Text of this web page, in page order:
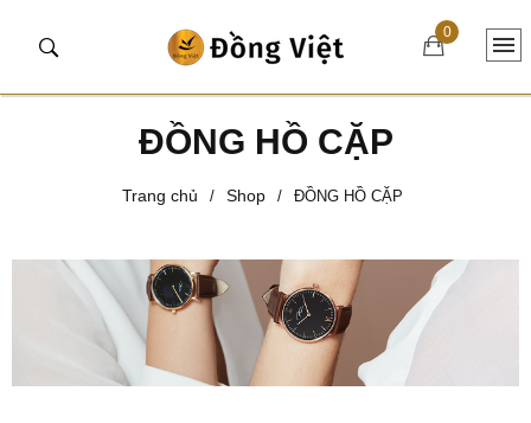
0
ĐỒNG HỒ CẶP
Trang chủ / Shop / ĐỒNG HỒ CẶP